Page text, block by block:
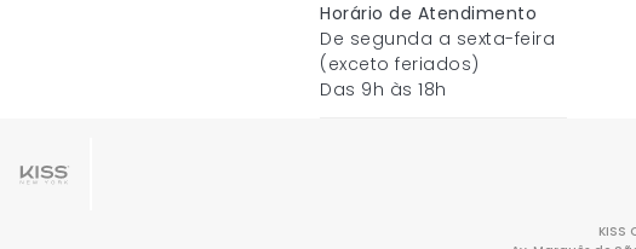
Horário de Atendimento
De segunda a sexta-feira
(exceto feriados)
Das 9h às 18h
KISS